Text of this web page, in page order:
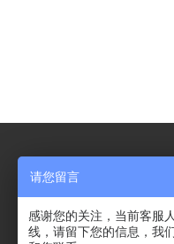
请您留言
感谢您的关注，当前客服
线，请留下您的信息，我